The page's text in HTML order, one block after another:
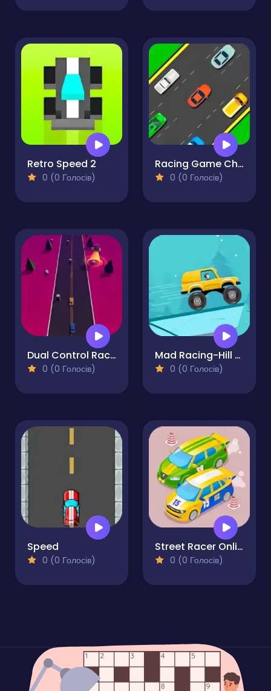
Retro Speed 2
0 (0 Голосів)
Racing Game Challenge
0 (0 Голосів)
Dual Control Racing
0 (0 Голосів)
Mad Racing-Hill Climb
0 (0 Голосів)
Speed
0 (0 Голосів)
Street Racer Online Game
0 (0 Голосів)